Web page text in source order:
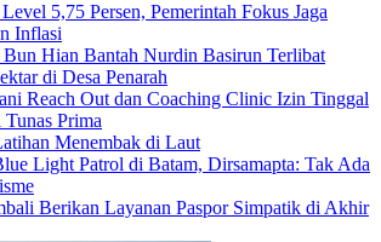
5,75 Persen, Pemerintah Fokus Jaga
Inflasi
Hian Bantah Nurdin Basirun Terlibat
di Desa Penarah
Reach Out dan Coaching Clinic Izin Tinggal
Prima
Menembak di Laut
Light Patrol di Batam, Dirsamapta: Tak Ada
Berikan Layanan Paspor Simpatik di Akhir